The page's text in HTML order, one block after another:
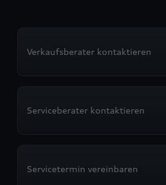
Verkaufsberater kontaktieren
Serviceberater kontaktieren
Servicetermin vereinbaren